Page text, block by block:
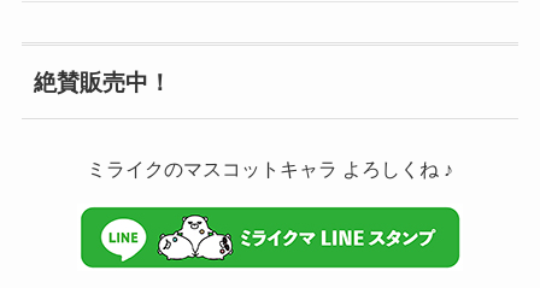
絶賛販売中！
ミライクのマスコットキャラ よろしくね ♪